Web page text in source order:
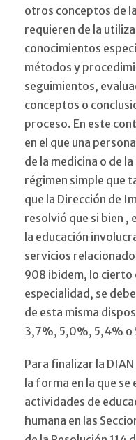
otros conceptos de
requieren de la
conocimientos
métodos y
seguimientos,
conceptos o
proceso. En este
en el que una
de la medicina o de
régimen simple que
que la Dirección de
resolvió que si bien ,
la educación
servicios
908 ibidem, lo cierto
especialidad, se
de esta misma
3,7%, 5,0%, 5,4% o
Para finalizar la
la forma en la que
actividades de
humana en las